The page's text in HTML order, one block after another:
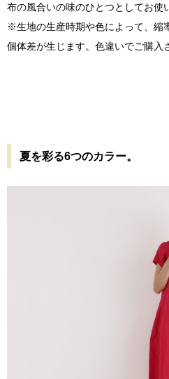
布の風合いの味のひとつとしてお使
※生地の生産時期や色によって、縮
個体差が生じます。色違いでご購入
夏を彩る6つのカラー。